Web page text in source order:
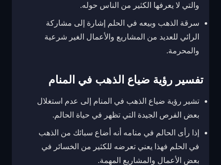
والتي لا يعرفها الكثير من الناس حوله.
سرقة الذهب وبيعه في الحلم إشارة إلى مشاركة
الرائي للعديد من المشاريع والأعمال الغير شرعية
والمحرمة.
تفسير رؤية ضياع الذهب في المنام
تشير رؤية ضياع الذهب في المنام إلى عدم استغلال
بعض الفرص الجيدة التي تظهر في حياة الحالم.
إذا رأى الحالم في منامه أنه أضاع سبائك من الذهب
في الحلم فهذا يعني تعرضه للكثير من الخسائر في
بعض الأعمال والمشاريع المهمة.